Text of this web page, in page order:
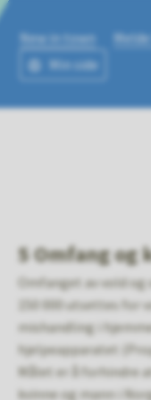
New in town
Min side
5 Omfang og
Omfanget av vold
150 000 utsettes
mishandling i
hjelpeapparatet
Målet er å forhindre
kvinne og mann i